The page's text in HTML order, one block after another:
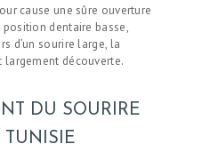
cause une sûre ouverture
dentaire basse,
d’un sourire large, la
largement découverte.
DU SOURIRE
TUNISIE